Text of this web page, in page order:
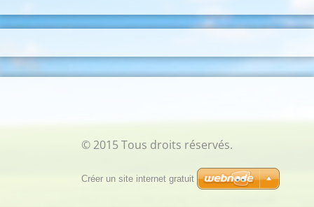
© 2015 Tous droits réservés.
Créer un site internet gratuit